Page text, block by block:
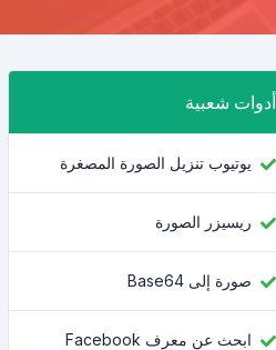
أدوات شعبية
يوتيوب تنزيل الصورة المصغرة
ريسيزر الصورة
صورة إلى Base64
ابحث عن معرف Facebook